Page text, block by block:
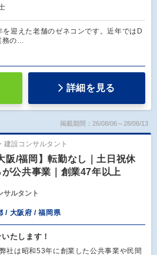
迎えた老舗のゼネコンです。近年ではD
務の…
詳細を見る
掲載期間：26/08/06～28/06/13
建設コンサルタント
阪/福岡】転勤なし｜土日祝休
公共事業｜創業47年以上
サルタント
/ 大阪府 / 福岡県
たします！
社は昭和53年に創業した公共事業や民間